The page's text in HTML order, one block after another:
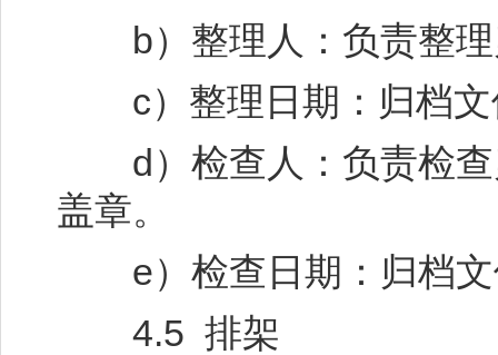
b）整理人：负责整理
c）整理日期：归档文
d）检查人：负责检查
盖章。
e）检查日期：归档文
4.5 排架